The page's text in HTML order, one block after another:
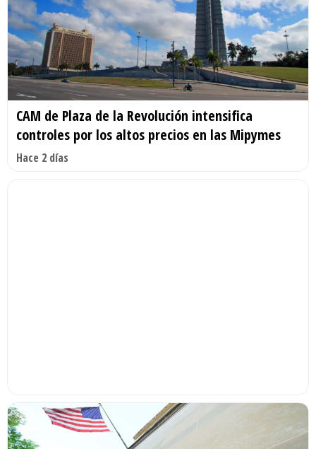
CAM de Plaza de la Revolución intensifica
controles por los altos precios en las Mipymes
Hace 2 días